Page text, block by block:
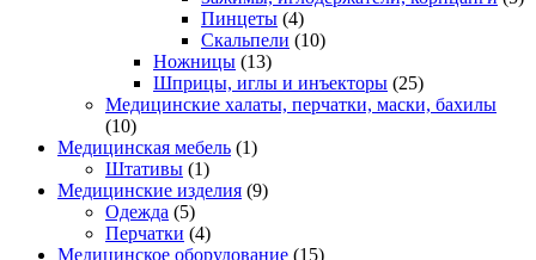
Пинцеты (4)
Скальпели (10)
Ножницы (13)
Шприцы, иглы и инъекторы (25)
Медицинские халаты, перчатки, маски, бахилы
(10)
Медицинская мебель (1)
Штативы (1)
Медицинские изделия (9)
Одежда (5)
Перчатки (4)
Медицинское оборудование (15)